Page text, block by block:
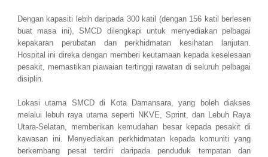
Dengan kapasiti lebih daripada 300 katil (dengan 156 katil berlesen
buat masa ini), SMCD dilengkapi untuk menyediakan pelbagai
kepakaran perubatan dan perkhidmatan kesihatan lanjutan.
Hospital ini direka dengan memberi keutamaan kepada keselesaan
pesakit, memastikan piawaian tertinggi rawatan di seluruh pelbagai
disiplin.
Lokasi utama SMCD di Kota Damansara, yang boleh diakses
melalui lebuh raya utama seperti NKVE, Sprint, dan Lebuh Raya
Utara-Selatan, memberikan kemudahan besar kepada pesakit di
kawasan ini. Menyediakan perkhidmatan kepada komuniti yang
berkembang pesat terdiri daripada penduduk tempatan dan